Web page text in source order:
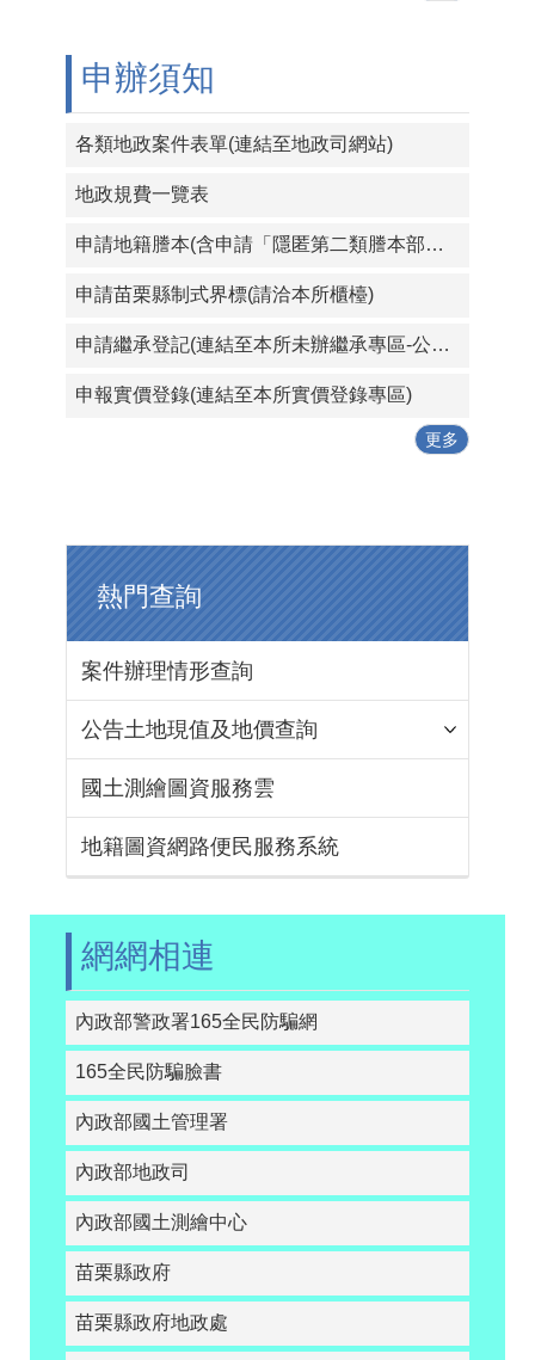
申辦須知
各類地政案件表單(連結至地政司網站)
地政規費一覽表
申請地籍謄本(含申請「隱匿第二類謄本部分住址資料」等)
申請苗栗縣制式界標(請洽本所櫃檯)
申請繼承登記(連結至本所未辦繼承專區-公告提醒事項)
申報實價登錄(連結至本所實價登錄專區)
更多
熱門查詢
案件辦理情形查詢
公告土地現值及地價查詢
國土測繪圖資服務雲
地籍圖資網路便民服務系統
網網相連
內政部警政署165全民防騙網
165全民防騙臉書
內政部國土管理署
內政部地政司
內政部國土測繪中心
苗栗縣政府
苗栗縣政府地政處